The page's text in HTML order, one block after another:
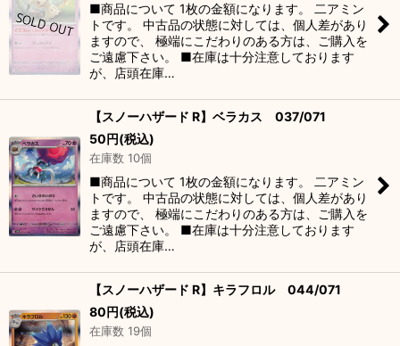
■商品について 1枚の金額になります。 二アミン
トです。 中古品の状態に対しては、個人差があり
ますので、 極端にこだわりのある方は、ご購入を
ご遠慮下さい。 ■在庫は十分注意しております
が、店頭在庫…
【スノーハザード R】ベラカス 037/071
50円(税込)
在庫数 10個
■商品について 1枚の金額になります。 二アミン
トです。 中古品の状態に対しては、個人差があり
ますので、 極端にこだわりのある方は、ご購入を
ご遠慮下さい。 ■在庫は十分注意しております
が、店頭在庫…
【スノーハザード R】キラフロル 044/071
80円(税込)
在庫数 19個